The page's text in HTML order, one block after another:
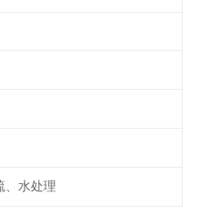
、水处理